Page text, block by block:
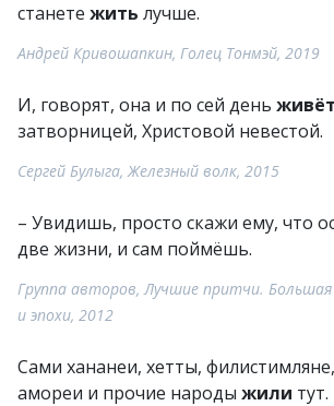
станете жить лучше.
Андрей Кривошапкин, Голец Тонмэй, 2019
И, говорят, она и по сей день живёт
затворницей, Христовой невестой.
Сергей Булыга, Железный волк, 2015
– Увидишь, просто скажи ему, что
две жизни, и сам поймёшь.
Группа авторов, Лучшие притчи.
и эпохи, 2012
Сами хананеи, хетты,
амореи и прочие народы жили тут.